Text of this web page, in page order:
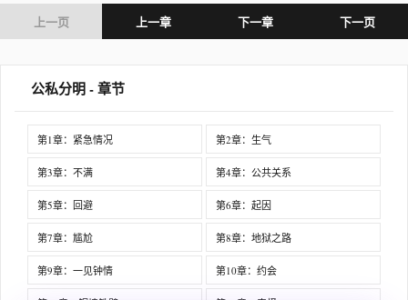
上一页 上一章 下一章 下一页
公私分明 - 章节
第1章：紧急情况 第2章：生气
第3章：不满 第4章：公共关系
第5章：回避 第6章：起因
第7章：尴尬 第8章：地狱之路
第9章：一见钟情 第10章：约会